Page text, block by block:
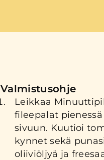
Valmistusohje
Leikkaa
fileepalat
sivuun. Kuutioi
kynnet sekä
oliiviöljyä ja